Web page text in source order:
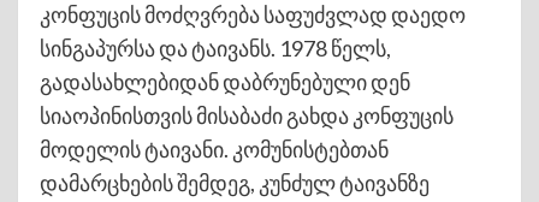
კონფუცის მოძღვრება საფუძვლად დაედო
სინგაპურსა და ტაივანს. 1978 წელს,
გადასახლებიდან დაბრუნებული დენ
სიაოპინისთვის მისაბაძი გახდა კონფუცის
მოდელის ტაივანი. კომუნისტებთან
დამარცხების შემდეგ, კუნძულ ტაივანზე